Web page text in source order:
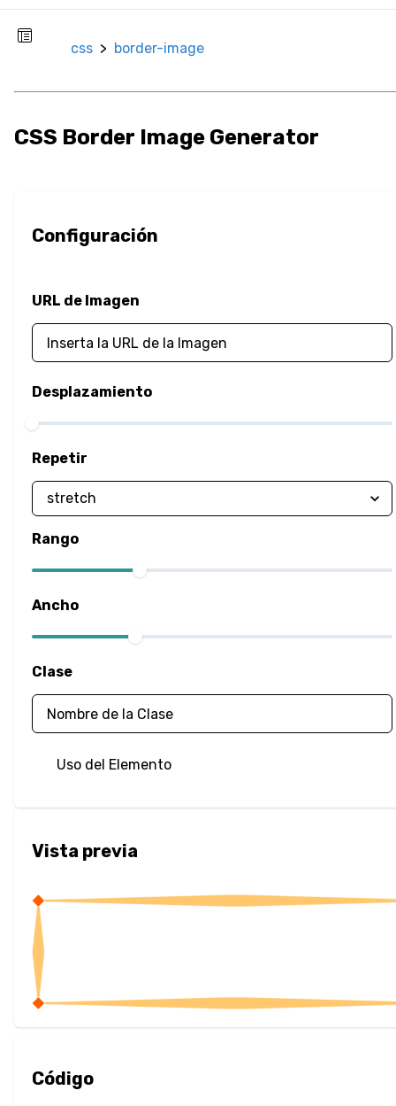
Imagen de
Borde
Caja
Opacidad
Desbordamiento
Color
Color del Texto
Filter
Desenfoque
Brillo
Contraste
Escala de Grises
Rotación de
Tono
Columnas
Mostrar
Visibilidad
List
Estilo de Lista
css > border-image
CSS Border Image Generator
Configuración
URL de Imagen
Desplazamiento
Repetir
Rango
Ancho
Clase
Uso del Elemento
Vista previa
Código